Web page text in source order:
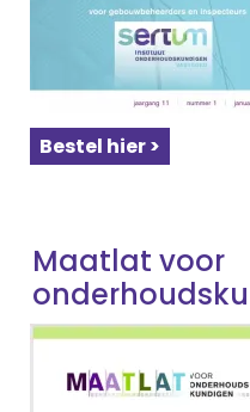
Bestel hier >
Maatlat voor